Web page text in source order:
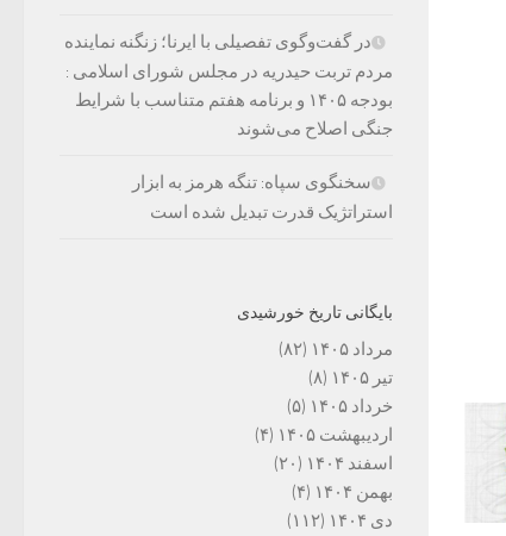
در گفت‌وگوی تفصیلی با ایرنا؛ زنگنه نماینده
مردم تربت حیدریه در مجلس شورای اسلامی :
بودجه ۱۴۰۵ و برنامه هفتم متناسب با شرایط
جنگی اصلاح می‌شوند
سخنگوی سپاه: تنگه هرمز به ابزار
استراتژیک قدرت تبدیل شده است
بایگانی تاریخ خورشیدی
مرداد ۱۴۰۵
(۸۲)
تیر ۱۴۰۵
(۸)
خرداد ۱۴۰۵
(۵)
اردیبهشت ۱۴۰۵
(۴)
اسفند ۱۴۰۴
(۲۰)
بهمن ۱۴۰۴
(۴)
دی ۱۴۰۴
(۱۱۲)